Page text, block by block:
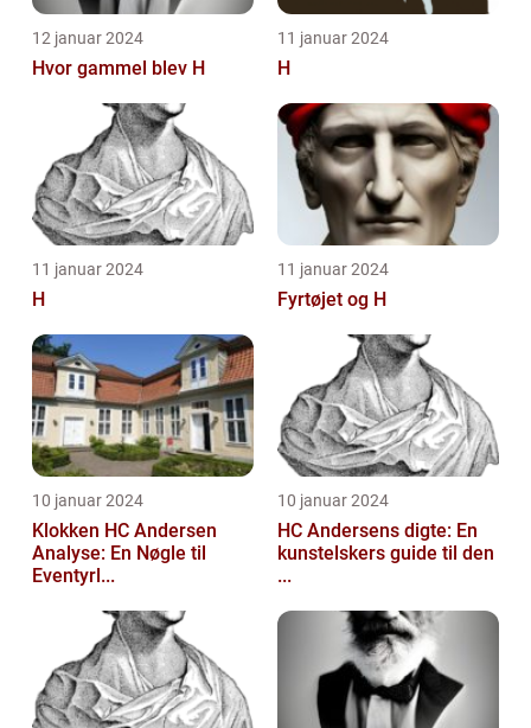
12 januar 2024
Hvor gammel blev H
11 januar 2024
H
11 januar 2024
H
11 januar 2024
Fyrtøjet og H
10 januar 2024
Klokken HC Andersen
Analyse: En Nøgle til
Eventyrl...
10 januar 2024
HC Andersens digte: En
kunstelskers guide til den
...